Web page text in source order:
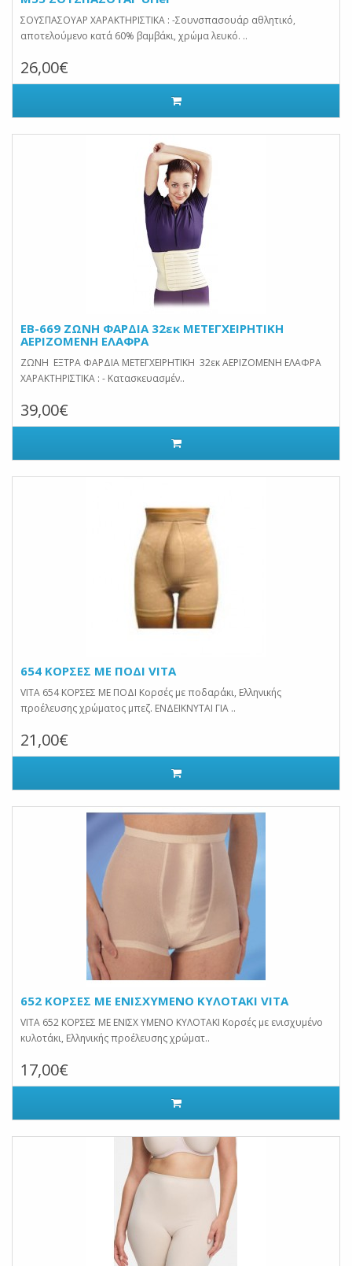
ΣΟΥΣΠΑΣΟΥΑΡ ΧΑΡΑΚΤΗΡΙΣΤΙΚΑ : -Σουνσπασουάρ αθλητικό,
αποτελούμενο κατά 60% βαμβάκι, χρώμα λευκό. ..
26,00€
EB-669 ΖΩΝΗ ΦΑΡΔΙΑ 32εκ ΜΕΤΕΓΧΕΙΡΗΤΙΚΗ
ΑΕΡΙΖΟΜΕΝΗ ΕΛΑΦΡΑ
ΖΩΝΗ ΕΞΤΡΑ ΦΑΡΔΙΑ ΜΕΤΕΓΧΕΙΡΗΤΙΚΗ 32εκ ΑΕΡΙΖΟΜΕΝΗ ΕΛΑΦΡΑ
ΧΑΡΑΚΤΗΡΙΣΤΙΚΑ : - Κατασκευασμέν..
39,00€
654 ΚΟΡΣΕΣ ΜΕ ΠΟΔΙ VITA
VITA 654 ΚΟΡΣΕΣ ΜΕ ΠΟΔΙ Κορσές με ποδαράκι, Ελληνικής
προέλευσης χρώματος μπεζ. ΕΝΔΕΙΚΝΥΤΑΙ ΓΙΑ ..
21,00€
652 ΚΟΡΣΕΣ ΜΕ ΕΝΙΣΧΥΜΕΝΟ ΚΥΛΟΤΑΚΙ VITA
VITA 652 ΚΟΡΣΕΣ ΜΕ ΕΝΙΣΧ ΥΜΕΝΟ ΚΥΛΟΤΑΚΙ Κορσές με ενισχυμένο
κυλοτάκι, Ελληνικής προέλευσης χρώματ..
17,00€